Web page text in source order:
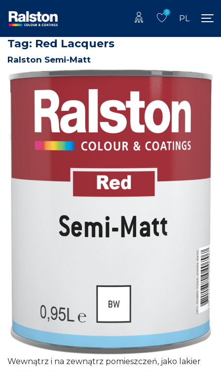
0
PL
Tag: Red Lacquers
Ralston Semi-Matt
Wewnątrz i na zewnątrz pomieszczeń, jako lakier